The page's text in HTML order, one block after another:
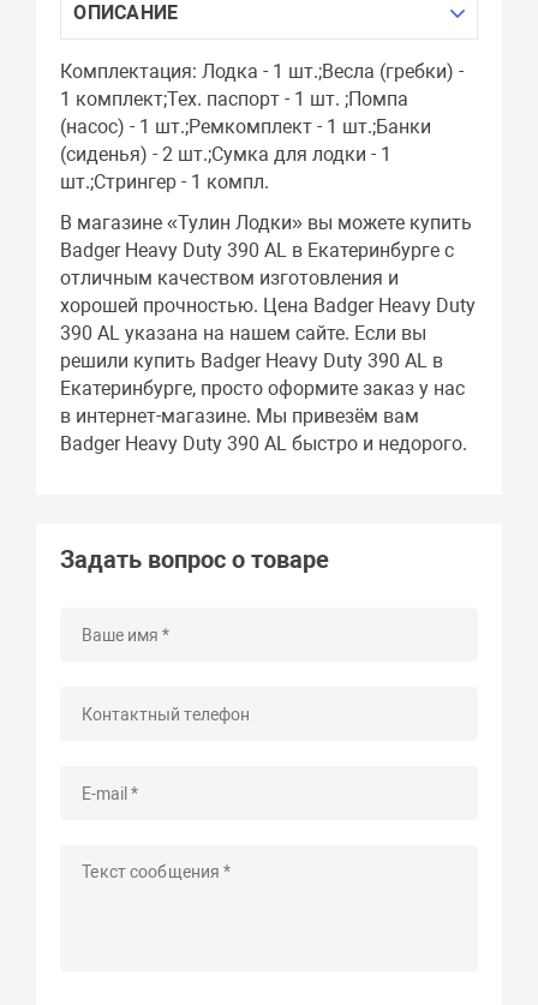
ОПИСАНИЕ
Комплектация: Лодка - 1 шт.;Весла (гребки) -
1 комплект;Тех. паспорт - 1 шт. ;Помпа
(насос) - 1 шт.;Ремкомплект - 1 шт.;Банки
(сиденья) - 2 шт.;Сумка для лодки - 1
шт.;Стрингер - 1 компл.
В магазине «Тулин Лодки» вы можете купить
Badger Heavy Duty 390 AL в Екатеринбурге с
отличным качеством изготовления и
хорошей прочностью. Цена Badger Heavy Duty
390 AL указана на нашем сайте. Если вы
решили купить Badger Heavy Duty 390 AL в
Екатеринбурге, просто оформите заказ у нас
в интернет-магазине. Мы привезём вам
Badger Heavy Duty 390 AL быстро и недорого.
Задать вопрос о товаре